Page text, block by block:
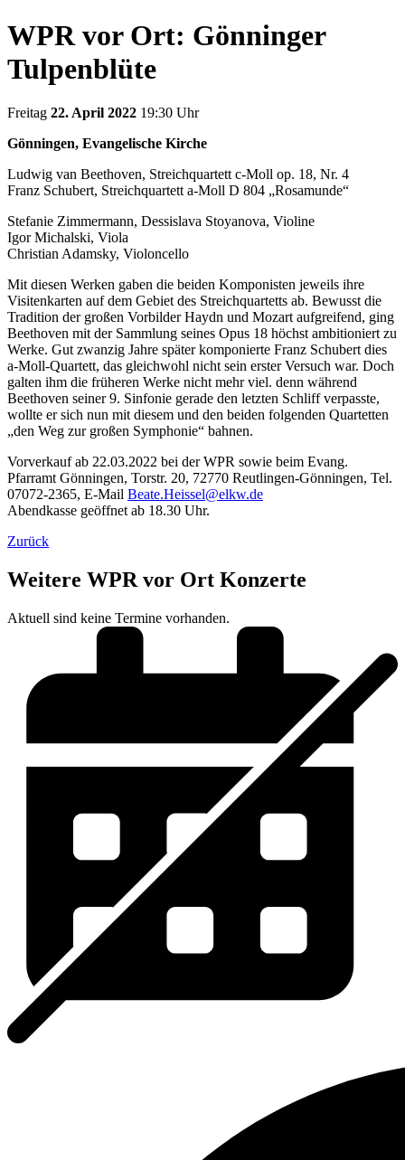
WPR vor Ort: Gönninger
Tulpenblüte
Freitag 22. April 2022 19:30 Uhr
Gönningen, Evangelische Kirche
Ludwig van Beethoven, Streichquartett c-Moll op. 18, Nr. 4
Franz Schubert, Streichquartett a-Moll D 804 „Rosamunde“
Stefanie Zimmermann, Dessislava Stoyanova, Violine
Igor Michalski, Viola
Christian Adamsky, Violoncello
Mit diesen Werken gaben die beiden Komponisten jeweils ihre
Visitenkarten auf dem Gebiet des Streichquartetts ab. Bewusst die
Tradition der großen Vorbilder Haydn und Mozart aufgreifend, ging
Beethoven mit der Sammlung seines Opus 18 höchst ambitioniert zu
Werke. Gut zwanzig Jahre später komponierte Franz Schubert dies
a-Moll-Quartett, das gleichwohl nicht sein erster Versuch war. Doch
galten ihm die früheren Werke nicht mehr viel. denn während
Beethoven seiner 9. Sinfonie gerade den letzten Schliff verpasste,
wollte er sich nun mit diesem und den beiden folgenden Quartetten
„den Weg zur großen Symphonie“ bahnen.
Vorverkauf ab 22.03.2022 bei der WPR sowie beim Evang.
Pfarramt Gönningen, Torstr. 20, 72770 Reutlingen-Gönningen, Tel.
07072-2365, E‑Mail Beate.Heissel@elkw.de
Abendkasse geöffnet ab 18.30 Uhr.
Zurück
Weitere WPR vor Ort Konzerte
Aktuell sind keine Termine vorhanden.